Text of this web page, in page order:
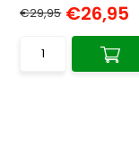
€29,95 €26,95